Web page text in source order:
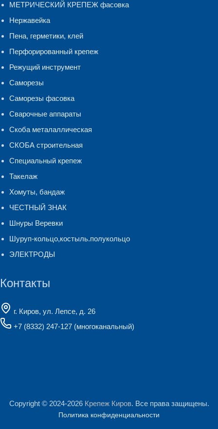
МЕТРИЧЕСКИЙ КРЕПЕЖ фасовка
Нержавейка
Пена, герметики, клей
Перфорированный крепеж
Режущий инструмент
Саморезы
Саморезы фасовка
Сварочные аппараты
Скоба металаллическая
СКОБА строительная
Специальный крепеж
Такелаж
Хомуты, бандаж
ЧЕСТНЫЙ ЗНАК
Шнуры Веревки
Шуруп-кольцо,костыль.полукольцо
ЭЛЕКТРОДЫ
Контакты
г. Киров, ул. Лепсе, д. 26
+7 (8332) 247-127 (многоканальный)
Copyright © 2024-2026 Крепеж Киров. Все права защищены.
Политика конфиденциальности